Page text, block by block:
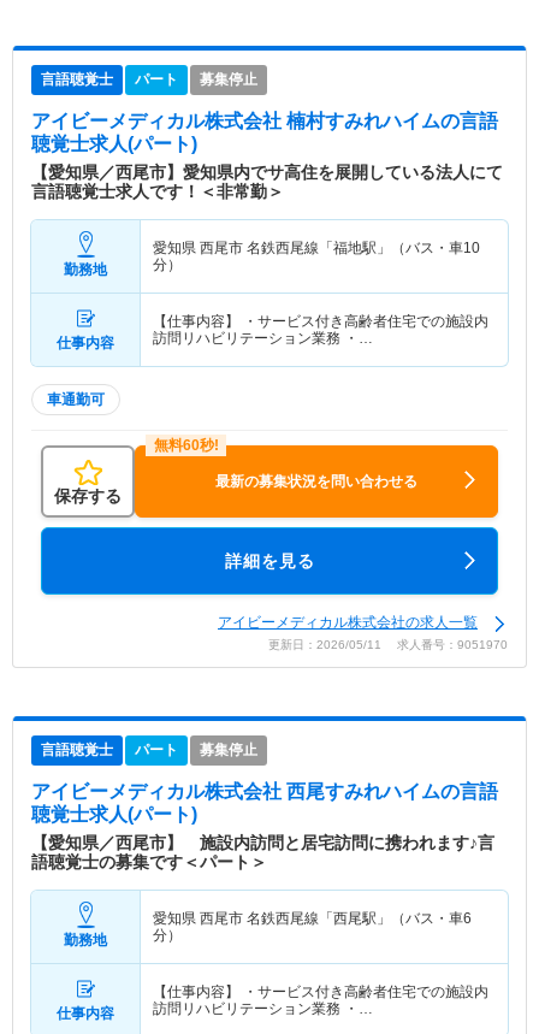
言語聴覚士 パート 募集停止
アイビーメディカル株式会社 楠村すみれハイムの言語
聴覚士求人(パート)
【愛知県／西尾市】愛知県内でサ高住を展開している法人にて
言語聴覚士求人です！＜非常勤＞
勤務地
愛知県 西尾市 名鉄西尾線「福地駅」（バス・車10
分）
仕事内容
【仕事内容】 ・サービス付き高齢者住宅での施設内
訪問リハビリテーション業務 ・…
車通勤可
保存する
最新の募集状況を問い合わせる
詳細を見る
アイビーメディカル株式会社の求人一覧
更新日：2026/05/11 求人番号：9051970
言語聴覚士 パート 募集停止
アイビーメディカル株式会社 西尾すみれハイムの言語
聴覚士求人(パート)
【愛知県／西尾市】 施設内訪問と居宅訪問に携われます♪言
語聴覚士の募集です＜パート＞
勤務地
愛知県 西尾市 名鉄西尾線「西尾駅」（バス・車6
分）
仕事内容
【仕事内容】 ・サービス付き高齢者住宅での施設内
訪問リハビリテーション業務 ・…